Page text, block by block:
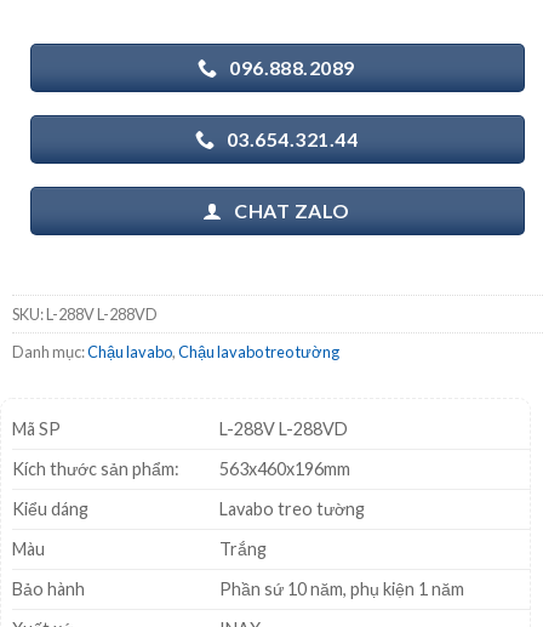
096.888.2089
03.654.321.44
CHAT ZALO
SKU:L-288V L-288VD
Danh mục:Chậu lavabo,Chậu lavabo treo tường
Mã SP
L-288V L-288VD
Kích thước sản phẩm:
563x460x196mm
Kiểu dáng
Lavabo treo tường
Màu
Trắng
Bảo hành
Phần sứ 10 năm, phụ kiện 1 năm